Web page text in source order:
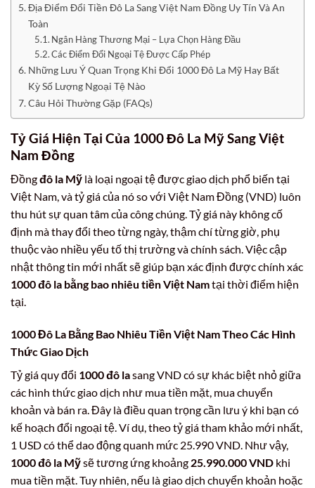
Địa Điểm Đổi Tiền Đô La Sang Việt Nam Đồng Uy Tín Và An
Toàn
Ngân Hàng Thương Mại – Lựa Chọn Hàng Đầu
Các Điểm Đổi Ngoại Tệ Được Cấp Phép
Những Lưu Ý Quan Trọng Khi Đổi 1000 Đô La Mỹ Hay Bất
Kỳ Số Lượng Ngoại Tệ Nào
Câu Hỏi Thường Gặp (FAQs)
Tỷ Giá Hiện Tại Của 1000 Đô La MỹSang Việt
Nam Đồng
Đồngđô la Mỹ là loại ngoại tệ được giao dịch phổ biến tại
Việt Nam, và tỷ giá của nó so với Việt Nam Đồng (VND) luôn
thu hút sự quan tâm của công chúng. Tỷ giá này không cố
định mà thay đổi theo từng ngày, thậm chí từng giờ, phụ
thuộc vào nhiều yếu tố thị trường và chính sách. Việc cập
nhật thông tin mới nhất sẽ giúp bạn xác định được chính xác
1000 đô la bằng bao nhiêu tiền Việt Namtại thời điểm hiện
tại.
1000 Đô La Bằng Bao Nhiêu Tiền Việt NamTheo Các Hình
Thức Giao Dịch
Tỷ giá quy đổi 1000 đô lasang VND có sự khác biệt nhỏ giữa
các hình thức giao dịch như mua tiền mặt, mua chuyển
khoản và bán ra. Đây là điều quan trọng cần lưu ý khi bạn có
kế hoạch đổi ngoại tệ. Ví dụ, theo tỷ giá tham khảo mới nhất,
1 USD có thể dao động quanh mức 25.990 VND. Như vậy,
1000 đô la Mỹsẽ tương ứng khoảng 25.990.000 VND khi
mua tiền mặt. Tuy nhiên, nếu là giao dịch chuyển khoản hoặc